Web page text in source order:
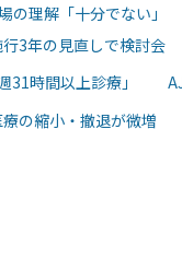
場の理解「十分でない
行3年の見直しで検討
31時間以上診療」
療の縮小・撤退が微増